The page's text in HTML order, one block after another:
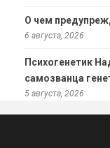
О чем
6 августа, 2026
Психогенетик
самозванца
5 августа, 2026